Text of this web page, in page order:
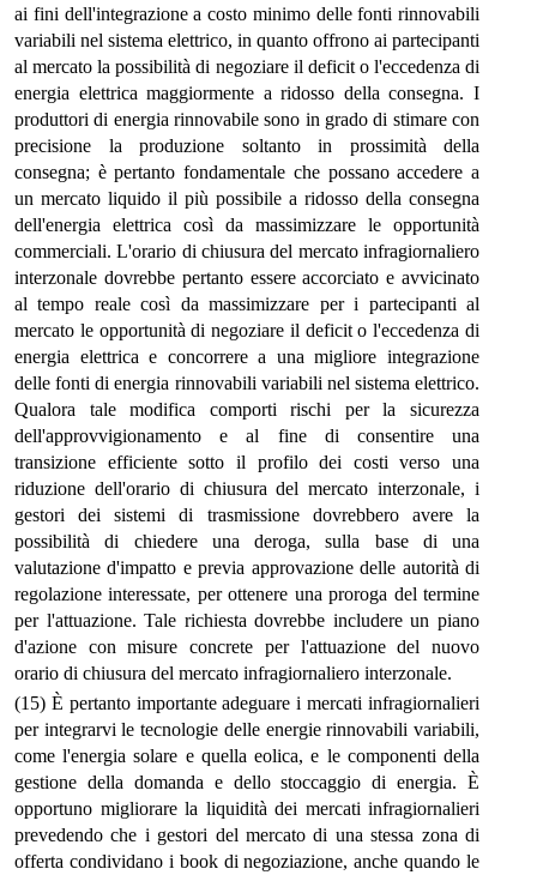
ai fini dell'integrazione a costo minimo delle fonti rinnovabili
variabili nel sistema elettrico, in quanto offrono ai partecipanti
al mercato la possibilità di negoziare il deficit o l'eccedenza di
energia elettrica maggiormente a ridosso della consegna. I
produttori di energia rinnovabile sono in grado di stimare con
precisione la produzione soltanto in prossimità della
consegna; è pertanto fondamentale che possano accedere a
un mercato liquido il più possibile a ridosso della consegna
dell'energia elettrica così da massimizzare le opportunità
commerciali. L'orario di chiusura del mercato infragiornaliero
interzonale dovrebbe pertanto essere accorciato e avvicinato
al tempo reale così da massimizzare per i partecipanti al
mercato le opportunità di negoziare il deficit o l'eccedenza di
energia elettrica e concorrere a una migliore integrazione
delle fonti di energia rinnovabili variabili nel sistema elettrico.
Qualora tale modifica comporti rischi per la sicurezza
dell'approvvigionamento e al fine di consentire una
transizione efficiente sotto il profilo dei costi verso una
riduzione dell'orario di chiusura del mercato interzonale, i
gestori dei sistemi di trasmissione dovrebbero avere la
possibilità di chiedere una deroga, sulla base di una
valutazione d'impatto e previa approvazione delle autorità di
regolazione interessate, per ottenere una proroga del termine
per l'attuazione. Tale richiesta dovrebbe includere un piano
d'azione con misure concrete per l'attuazione del nuovo
orario di chiusura del mercato infragiornaliero interzonale.
(15) È pertanto importante adeguare i mercati infragiornalieri
per integrarvi le tecnologie delle energie rinnovabili variabili,
come l'energia solare e quella eolica, e le componenti della
gestione della domanda e dello stoccaggio di energia. È
opportuno migliorare la liquidità dei mercati infragiornalieri
prevedendo che i gestori del mercato di una stessa zona di
offerta condividano i book di negoziazione, anche quando le